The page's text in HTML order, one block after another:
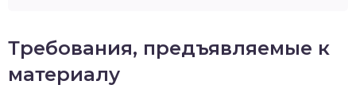
Требования, предъявляемые к
материалу